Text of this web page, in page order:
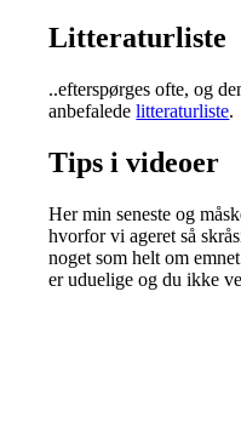
Litteraturliste
..efterspørges ofte, og
anbefaledelitteraturliste.
Tips i videoer
Her min seneste og
hvorfor vi ageret så
noget som helt om
er uduelige og du ikke